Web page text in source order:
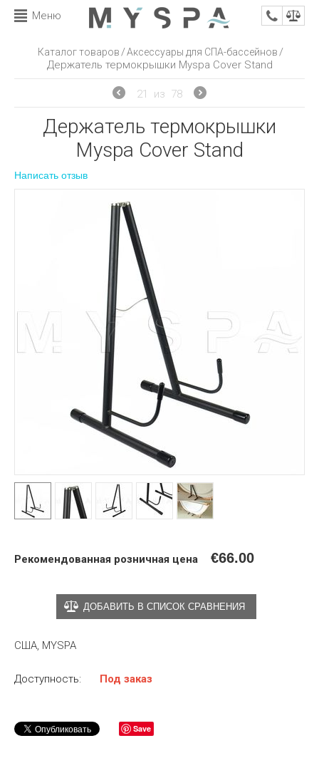
Меню
Каталог товаров/Аксессуары для СПА-бассейнов/
Держатель термокрышки Myspa Cover Stand
21 из 78
Держатель термокрышки
Myspa Cover Stand
Написать отзыв
США, MYSPA
Рекомендованная розничная цена €66.00
Доступность: Под заказ
ДОБАВИТЬ В СПИСОК СРАВНЕНИЯ
Save